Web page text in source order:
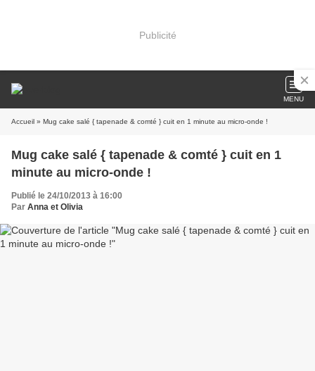
Publicité
MENU
Accueil » Mug cake salé { tapenade & comté } cuit en 1 minute au micro-onde !
Mug cake salé { tapenade & comté } cuit en 1
minute au micro-onde !
Publié le 24/10/2013 à 16:00
Par Anna et Olivia